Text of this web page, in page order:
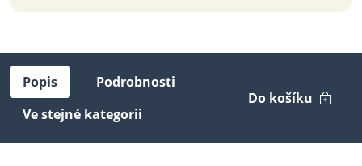
Popis
Podrobnosti
Ve stejné kategorii
Do košíku